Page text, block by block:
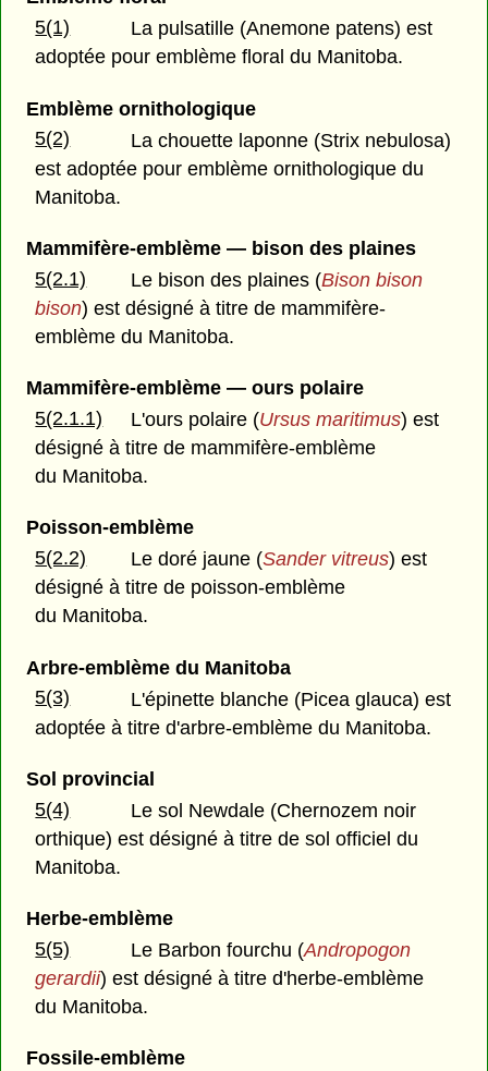
5(1)
La pulsatille (Anemone patens) est
adoptée pour emblème floral du Manitoba.
Emblème ornithologique
5(2)
La chouette laponne (Strix nebulosa)
est adoptée pour emblème ornithologique du
Manitoba.
Mammifère-emblème — bison des plaines
5(2.1)
Le bison des plaines (Bison bison
bison) est désigné à titre de mammifère-
emblème du Manitoba.
Mammifère-emblème — ours polaire
5(2.1.1)
L'ours polaire (Ursus maritimus) est
désigné à titre de mammifère-emblème
du Manitoba.
Poisson-emblème
5(2.2)
Le doré jaune (Sander vitreus) est
désigné à titre de poisson-emblème
du Manitoba.
Arbre-emblème du Manitoba
5(3)
L'épinette blanche (Picea glauca) est
adoptée à titre d'arbre-emblème du Manitoba.
Sol provincial
5(4)
Le sol Newdale (Chernozem noir
orthique) est désigné à titre de sol officiel du
Manitoba.
Herbe-emblème
5(5)
Le Barbon fourchu (Andropogon
gerardii) est désigné à titre d'herbe-emblème
du Manitoba.
Fossile-emblème